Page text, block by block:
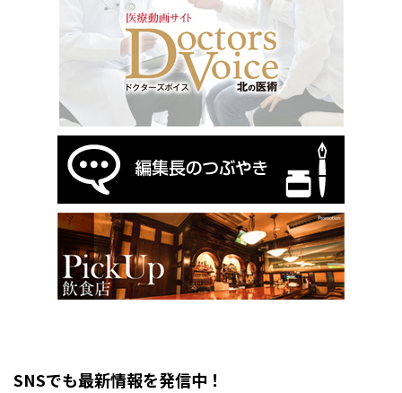
SNSでも最新情報を発信中！